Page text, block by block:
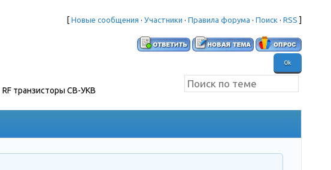
[ Новые сообщения · Участники · Правила форума · Поиск · RSS ]
RF транзисторы СВ-УКВ